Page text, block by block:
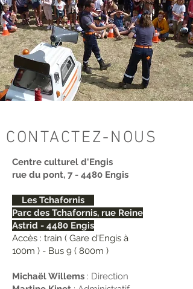
CONTACTEZ-NOUS
Centre culturel d'Engis
rue du pont, 7 - 4480 Engis
Les Tchafornis
Parc des Tchafornis, rue Reine
Astrid - 4480 Engis
Accès : train ( Gare d'Engis à
100m ) - Bus 9 ( 800m )
Michaël Willems : Direction